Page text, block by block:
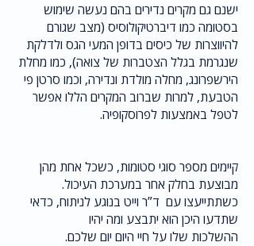
ישנם גם מקרים נדירים בהם נעשה שימוש
בסטומה כמו דיברטיקולוסיס (מצב שגורם
להיווצרות של כיסים בדופן המעי הגס ולדלקת
שנגרמת בגלל הצטברות של צואה), כמו מחלת
הירשפרונג, מחלה מולדת ונדירה, וכמו סרטן פי
הטבעת, למרות שברוב המקרים הללו אפשר
לטפל באמצעות לפרוסקופיה.
קיימים מספר סוגי סטומות, כשכל אחת מהן
מבוצעת בחלק אחר במערכת העיכול.
כשתתייעצו עם ד”ר וייט בנוגע לניתוח, כדאי
שתדעו היכן הוא יתבצע ומה יהיו
ההשלכות שלו על חיי היום יום שלכם.